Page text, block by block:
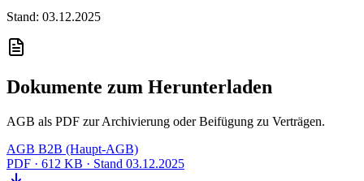
Stand: 03.12.2025
Dokumente zum Herunterladen
AGB als PDF zur Archivierung oder Beifügung zu Verträgen.
AGB B2B (Haupt-AGB)
PDF · 612 KB · Stand 03.12.2025